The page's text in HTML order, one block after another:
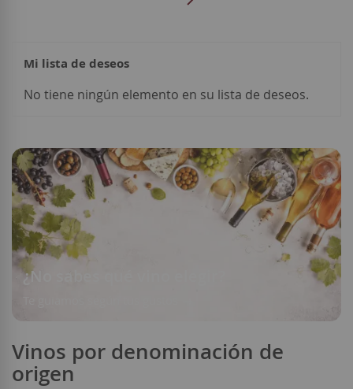
Mi lista de deseos
No tiene ningún elemento en su lista de deseos.
¿No sabes qué vino elegir?
Vinos por denominación de
origen